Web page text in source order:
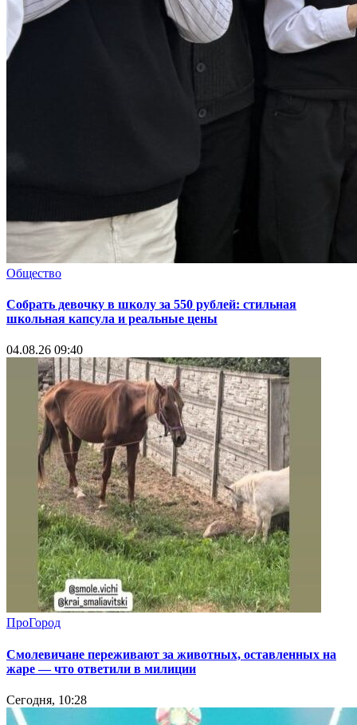
Общество
Собрать девочку в школу за 550 рублей: стильная
школьная капсула и реальные цены
04.08.26 09:40
ПроГород
Смолевичане переживают за животных, оставленных на
жаре — что ответили в милиции
Сегодня, 10:28